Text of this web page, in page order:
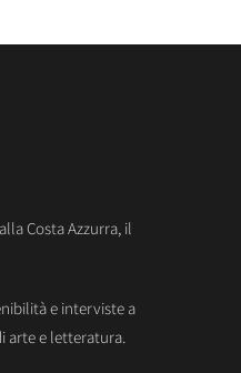
Costa Azzurra, il
e interviste a
arte e letteratura.